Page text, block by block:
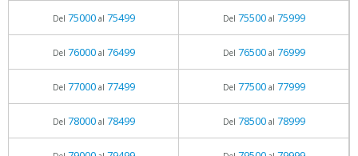
Del 75000al 75499 Del 75500al 75999
Del 76000al 76499 Del 76500al 76999
Del 77000al 77499 Del 77500al 77999
Del 78000al 78499 Del 78500al 78999